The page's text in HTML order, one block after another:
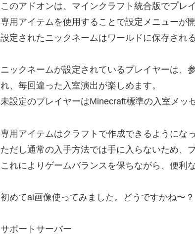
このアドオンは、マインクラフト統合版でプレ
専用アイテムを使用することで設定メニューが
設定されたニックネームはワールドに保存され
ニックネームが設定されているプレイヤーは、
れ、毎回違った入室演出が楽しめます。
未設定のプレイヤーはMinecraft標準の入室メッ
専用アイテムはクラフトで作成できるようにな
ただし通常の入手方法では手に入らないため、
これによりゲームバランスを保ちながら、便利
初めてai画像使ってみました。どうですかね〜？
サポートサーバー